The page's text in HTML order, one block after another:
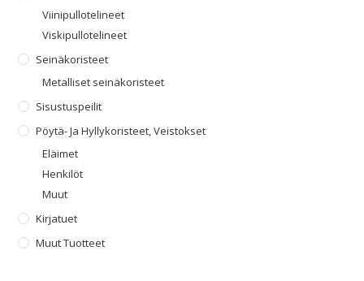
Viinipullotelineet
Viskipullotelineet
Seinäkoristeet
Metalliset seinäkoristeet
Sisustuspeilit
Pöytä- Ja Hyllykoristeet, Veistokset
Eläimet
Henkilöt
Muut
Kirjatuet
Muut Tuotteet